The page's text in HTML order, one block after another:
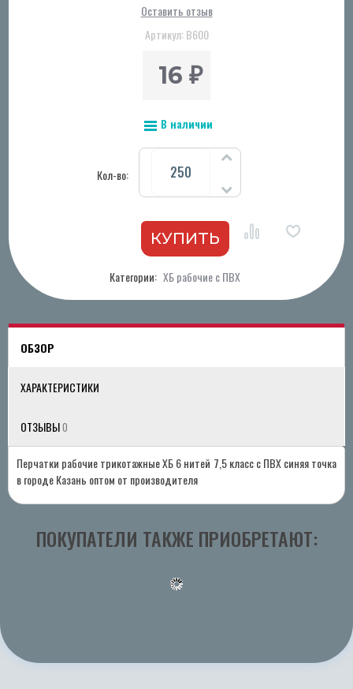
Оставить отзыв
Артикул:В600
16 ₽
В наличии
Кол-во:
Категории: ХБ рабочие с ПВХ
ОБЗОР
ХАРАКТЕРИСТИКИ
ОТЗЫВЫ0
Перчатки рабочие трикотажные ХБ 6 нитей 7,5 класс с ПВХ синяя точка
в городе Казань оптом от производителя
ПОКУПАТЕЛИ ТАКЖЕ ПРИОБРЕТАЮТ: